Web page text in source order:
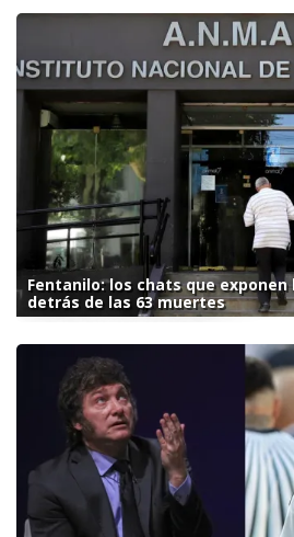
Fentanilo: los chats que
detrás de las 63 muertes